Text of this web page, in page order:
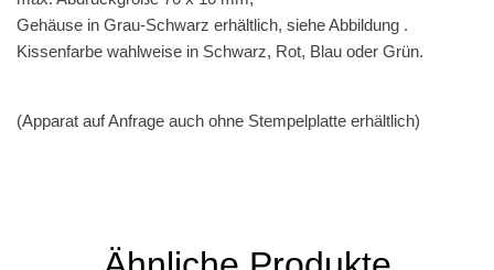
Gehäuse in Grau-Schwarz erhältlich, siehe Abbildung .
Kissenfarbe wahlweise in Schwarz, Rot, Blau oder Grün.
(Apparat auf Anfrage auch ohne Stempelplatte erhältlich)